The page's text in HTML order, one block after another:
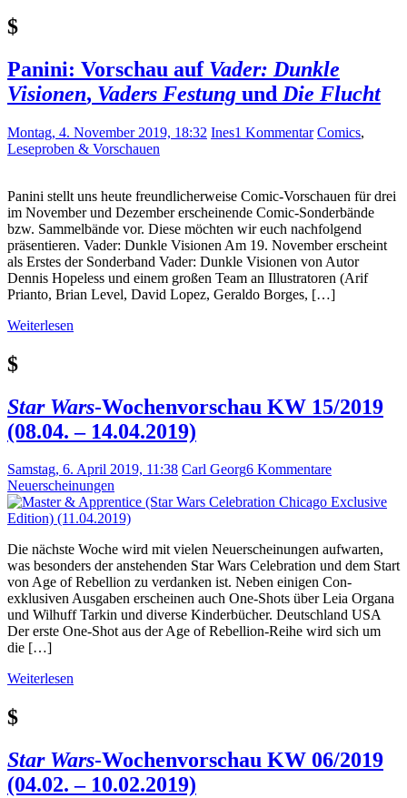
$
Panini: Vorschau auf Vader: Dunkle
Visionen, Vaders Festung und Die Flucht
Montag, 4. November 2019, 18:32 Ines1 Kommentar Comics,
Leseproben & Vorschauen
Panini stellt uns heute freundlicherweise Comic-Vorschauen für drei
im November und Dezember erscheinende Comic-Sonderbände
bzw. Sammelbände vor. Diese möchten wir euch nachfolgend
präsentieren. Vader: Dunkle Visionen Am 19. November erscheint
als Erstes der Sonderband Vader: Dunkle Visionen von Autor
Dennis Hopeless und einem großen Team an Illustratoren (Arif
Prianto, Brian Level, David Lopez, Geraldo Borges, […]
Weiterlesen
$
Star Wars-Wochenvorschau KW 15/2019
(08.04. – 14.04.2019)
Samstag, 6. April 2019, 11:38 Carl Georg6 Kommentare
Neuerscheinungen
Die nächste Woche wird mit vielen Neuerscheinungen aufwarten,
was besonders der anstehenden Star Wars Celebration und dem Start
von Age of Rebellion zu verdanken ist. Neben einigen Con-
exklusiven Ausgaben erscheinen auch One-Shots über Leia Organa
und Wilhuff Tarkin und diverse Kinderbücher. Deutschland USA
Der erste One-Shot aus der Age of Rebellion-Reihe wird sich um
die […]
Weiterlesen
$
Star Wars-Wochenvorschau KW 06/2019
(04.02. – 10.02.2019)